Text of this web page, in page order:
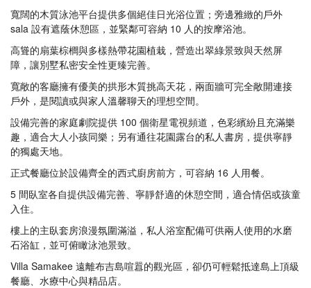
寬闊的木質泳池平台提供多個絕佳日光浴位置；旁邊雅緻的戶外
sala 設有遮蔭休憩區，並緊鄰可容納 10 人的按摩浴池。
高聳的扇葉棕櫚與多樣熱帶花園植栽，營造出翠綠景致與天然屏
障，讓別墅私密安全性更臻完善。
寬敞的客廳擁有優美的拱形木質挑高天花，兩面牆可完全敞開連接
戶外，是閱讀或與家人溫馨聊天的理想空間。
設備完善的家庭劇院提供 100 個衛星電視頻道，色彩繽紛且充滿樂
趣，適合大人小孩同樂；另有通往花園露台的私人書房，提供寧靜
的獨處天地。
正式餐廳位於設備齊全的西式廚房前方，可容納 16 人用餐。
5 間臥室各自提供設備完善、寧靜舒適的休憩空間，適合情侶或孩童
入住。
樓上的主臥套房浪漫氛圍滿溢，私人浴室配備可供兩人使用的水磨
石浴缸，並可俯瞰泳池景致。
Villa Samakee 遠離布吉島喧囂的觀光區，卻仍可輕鬆抵達島上頂級
餐廳、水療中心與精品店。